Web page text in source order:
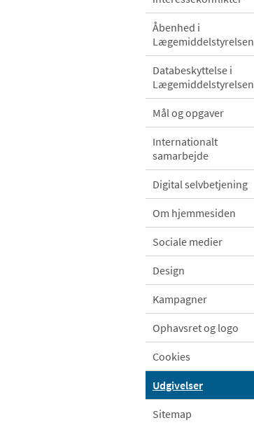
Åbenhed i
Lægemiddelstyrelsen
Databeskyttelse i
Lægemiddelstyrelsen
Mål og opgaver
Internationalt
samarbejde
Digital selvbetjening
Om hjemmesiden
Sociale medier
Design
Kampagner
Ophavsret og logo
Cookies
Udgivelser
Sitemap